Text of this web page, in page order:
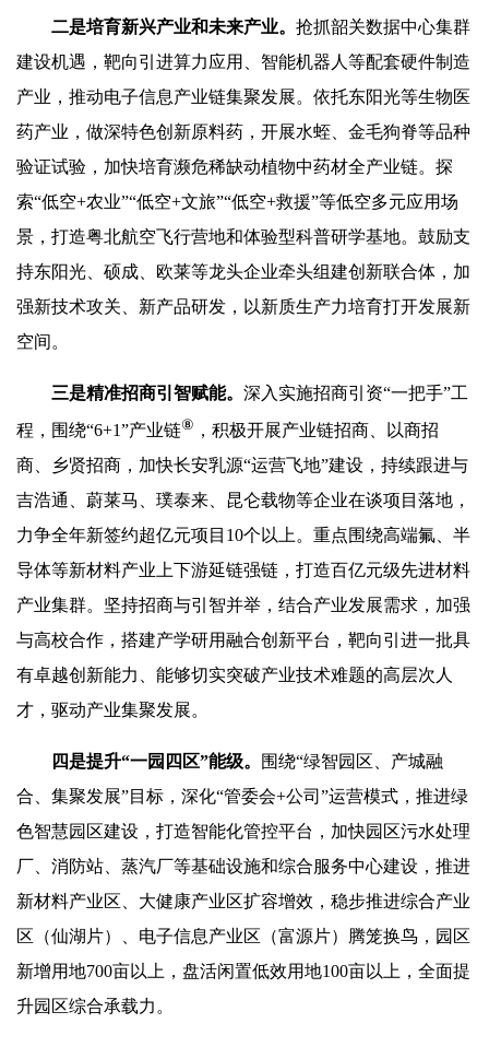
二是培育新兴产业和未来产业。 抢抓韶关数据中心集群
建设机遇，靶向引进算力应用、智能机器人等配套硬件制造
产业，推动电子信息产业链集聚发展。依托东阳光等生物医
药产业，做深特色创新原料药，开展水蛭、金毛狗脊等品种
验证试验，加快培育濒危稀缺动植物中药材全产业链。探
索“低空+农业”“低空+文旅”“低空+救援”等低空多元应用场
景，打造粤北航空飞行营地和体验型科普研学基地。鼓励支
持东阳光、硕成、欧莱等龙头企业牵头组建创新联合体，加
强新技术攻关、新产品研发，以新质生产力培育打开发展新
空间。
三是精准招商引智赋能。 深入实施招商引资“一把手”工
程，围绕“6+1”产业链⑧ ，积极开展产业链招商、以商招
商、乡贤招商，加快长安乳源“运营飞地”建设，持续跟进与
吉浩通、蔚莱马、璞泰来、昆仑载物等企业在谈项目落地，
力争全年新签约超亿元项目10个以上。重点围绕高端氟、半
导体等新材料产业上下游延链强链，打造百亿元级先进材料
产业集群。坚持招商与引智并举，结合产业发展需求，加强
与高校合作，搭建产学研用融合创新平台，靶向引进一批具
有卓越创新能力、能够切实突破产业技术难题的高层次人
才，驱动产业集聚发展。
四是提升“一园四区”能级。
围绕“绿智园区、产城融
合、集聚发展”目标，深化“管委会+公司”运营模式，推进绿
色智慧园区建设，打造智能化管控平台，加快园区污水处理
厂、消防站、蒸汽厂等基础设施和综合服务中心建设，推进
新材料产业区、大健康产业区扩容增效，稳步推进综合产业
区（仙湖片）、电子信息产业区（富源片）腾笼换鸟，园区
新增用地700亩以上，盘活闲置低效用地100亩以上，全面提
升园区综合承载力。